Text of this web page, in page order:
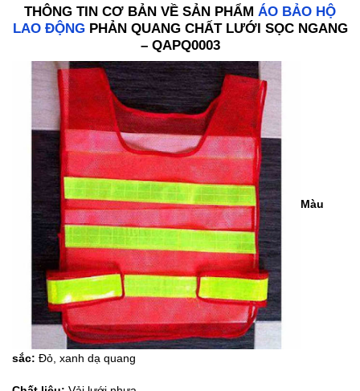
THÔNG TIN CƠ BẢN VỀ SẢN PHẨM ÁO BẢO HỘ
LAO ĐỘNGPHẢN QUANG CHẤT LƯỚI SỌC NGANG
– QAPQ0003
Màu
sắc: Đỏ, xanh dạ quang